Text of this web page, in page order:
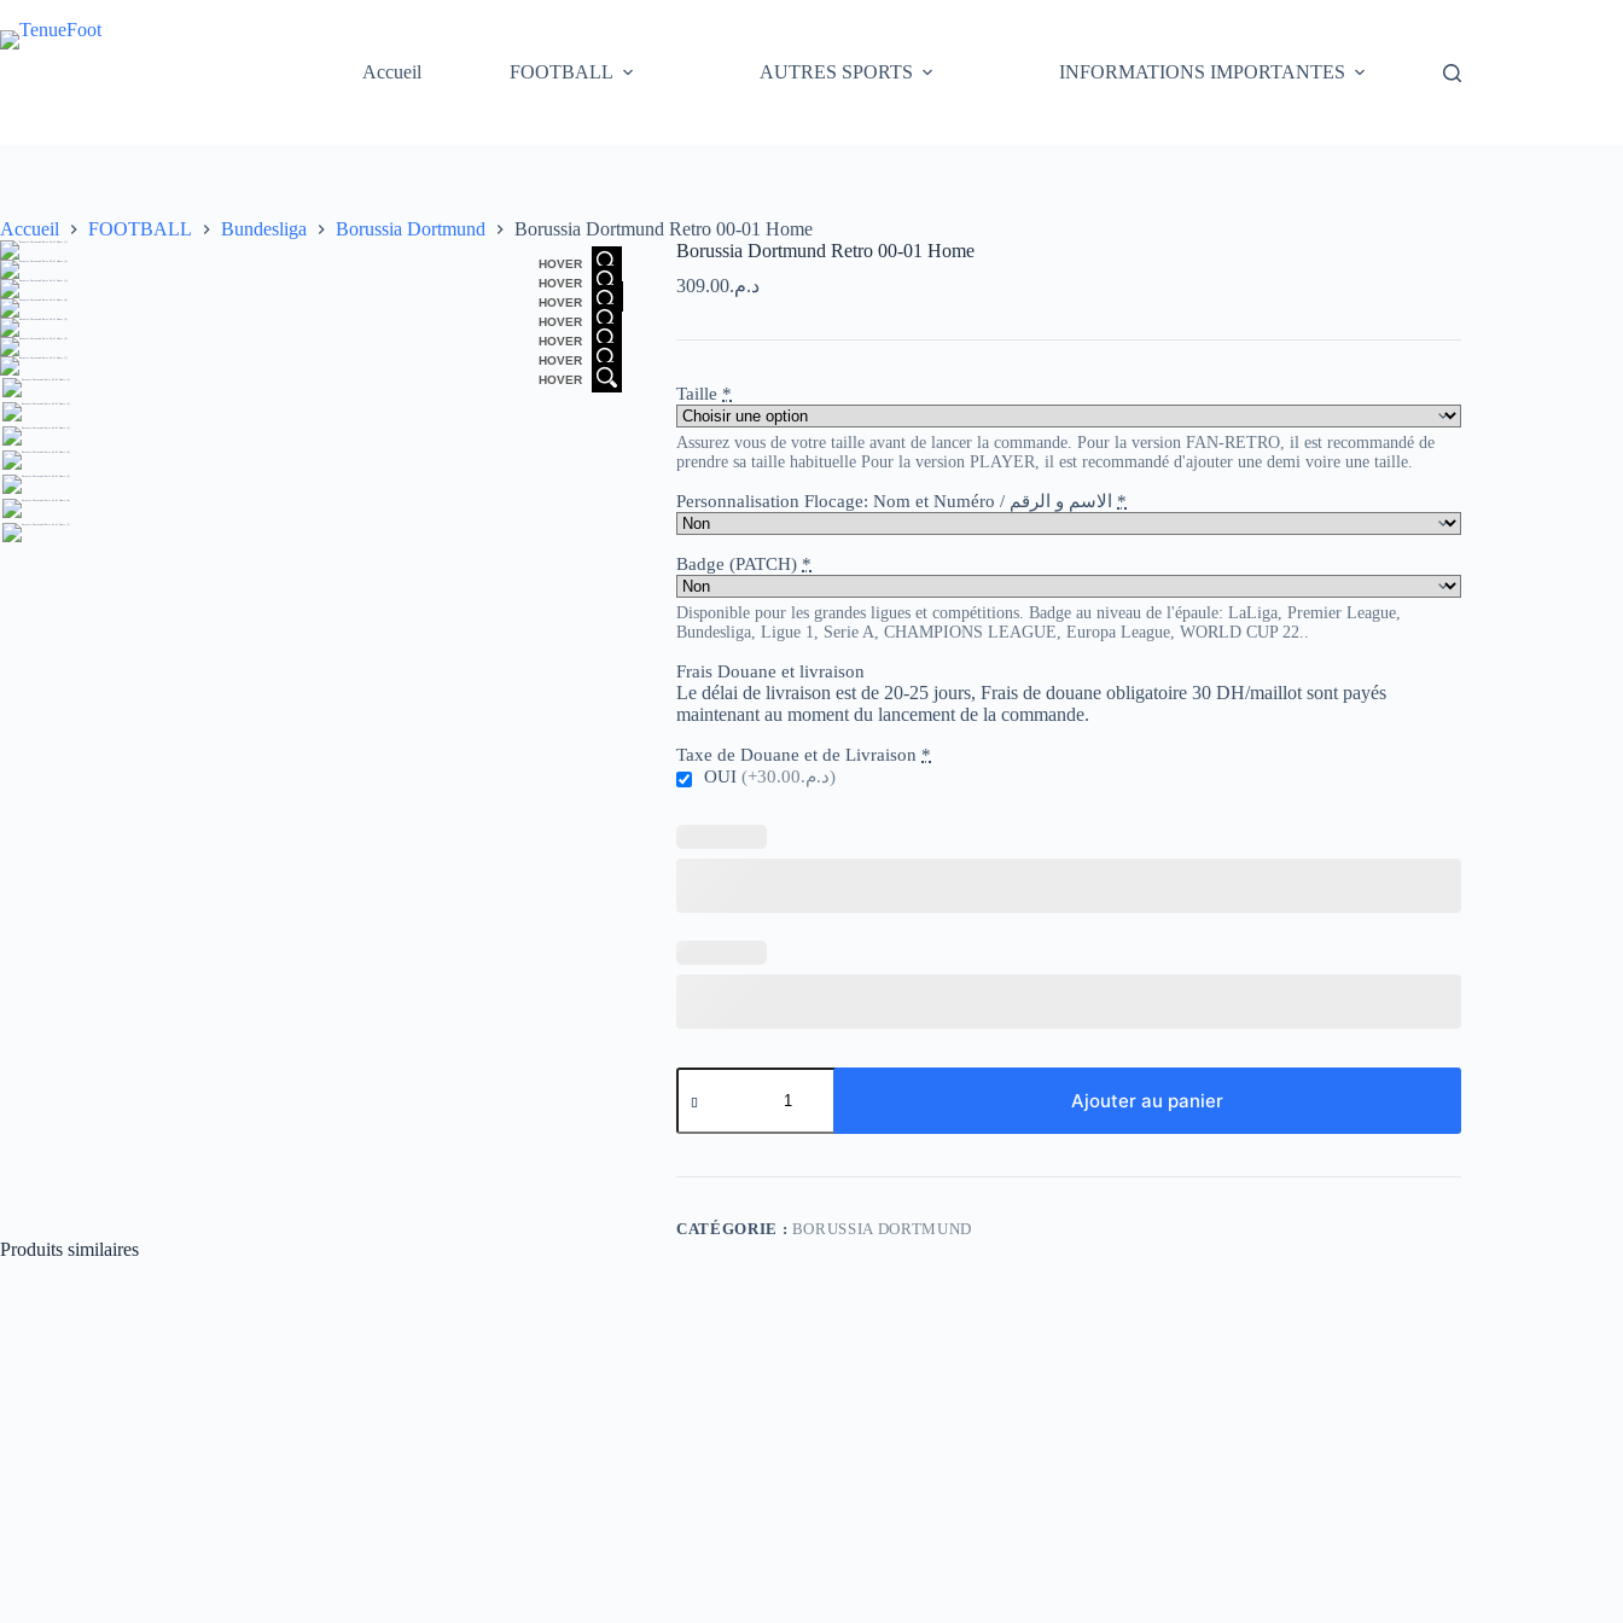
au
contenu
Accueil
FOOTBALL AUTRES SPORTS INFORMATIONS IMPORTANTES
Accueil FOOTBALL Bundesliga Borussia Dortmund Borussia Dortmund Retro 00-01 Home
HOVER
HOVER
HOVER
HOVER
HOVER
HOVER
HOVER
Borussia Dortmund Retro 00-01 Home
د.م.309.00
Taille *
Assurez vous de votre taille avant de lancer la commande. Pour la version FAN-RETRO, il est recommandé de
prendre sa taille habituelle Pour la version PLAYER, il est recommandé d'ajouter une demi voire une taille.
Personnalisation Flocage: Nom et Numéro / الاسم و الرقم *
Badge (PATCH) *
Disponible pour les grandes ligues et compétitions. Badge au niveau de l'épaule: LaLiga, Premier League,
Bundesliga, Ligue 1, Serie A, CHAMPIONS LEAGUE, Europa League, WORLD CUP 22..
Frais Douane et livraison
Le délai de livraison est de 20-25 jours, Frais de douane obligatoire 30 DH/maillot sont payés
maintenant au moment du lancement de la commande.
Taxe de Douane et de Livraison *
OUI
(+د.م.30.00)
quantité
de
Dortmund
00-
Home
Ajouter au panier
CATÉGORIE : BORUSSIA DORTMUND
Produits similaires